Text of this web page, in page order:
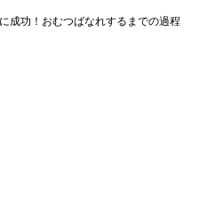
成功！おむつばなれするまでの過程